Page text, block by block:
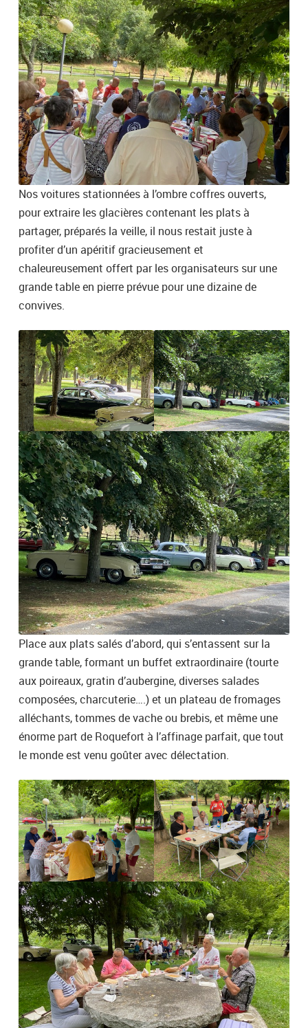
Nos voitures stationnées à l’ombre coffres ouverts,
pour extraire les glacières contenant les plats à
partager, préparés la veille, il nous restait juste à
profiter d’un apéritif gracieusement et
chaleureusement offert par les organisateurs sur une
grande table en pierre prévue pour une dizaine de
convives.
Place aux plats salés d’abord, qui s’entassent sur la
grande table, formant un buffet extraordinaire (tourte
aux poireaux, gratin d’aubergine, diverses salades
composées, charcuterie….) et un plateau de fromages
alléchants, tommes de vache ou brebis, et même une
énorme part de Roquefort à l’affinage parfait, que tout
le monde est venu goûter avec délectation.